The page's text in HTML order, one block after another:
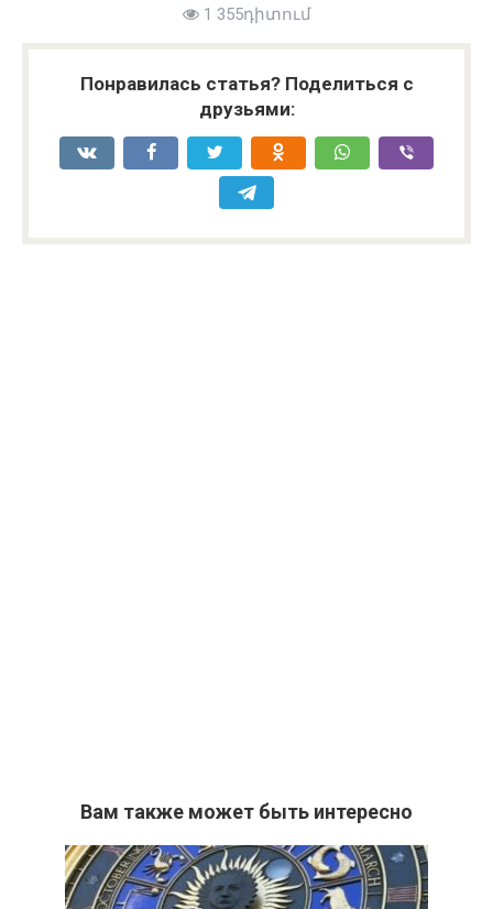
1 355դիտում
Понравилась статья? Поделиться с
друзьями:
Вам также может быть интересно